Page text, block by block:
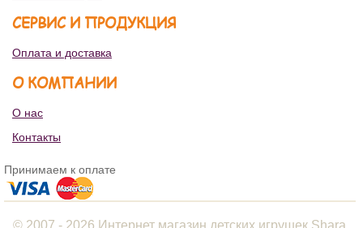
СЕРВИС И ПРОДУКЦИЯ
Оплата и доставка
О КОМПАНИИ
О нас
Контакты
Принимаем к оплате
© 2007 - 2026 Интернет магазин детских игрушек Shara